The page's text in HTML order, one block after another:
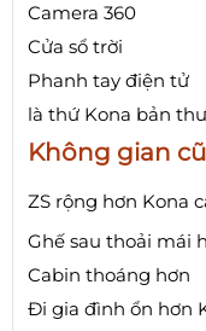
Camera 360
Cửa sổ trời
Phanh tay điện tử
là thứ Kona bản
Không gian
ZS rộng hơn Kona
Ghế sau thoải mái
Cabin thoáng hơn
Đi gia đình ổn hơn